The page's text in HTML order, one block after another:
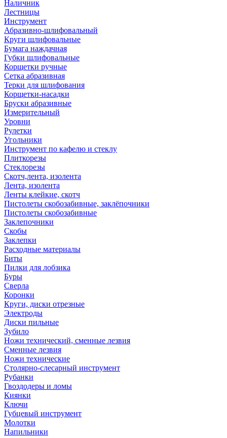
Наличник
Лестницы
Инструмент
Абразивно-шлифовальный
Круги шлифовальные
Бумага наждачная
Губки шлифовальные
Корщетки ручные
Сетка абразивная
Терки для шлифования
Корщетки-насадки
Бруски абразивные
Измерительный
Уровни
Рулетки
Угольники
Инструмент по кафелю и стеклу
Плиткорезы
Стеклорезы
Скотч,лента, изолента
Лента, изолента
Ленты клейкие, скотч
Пистолеты скобозабивные, заклёпочники
Пистолеты скобозабивные
Заклепочники
Скобы
Заклепки
Расходные материалы
Биты
Пилки для лобзика
Буры
Сверла
Коронки
Круги, диски отрезные
Электроды
Диски пильные
Зубило
Ножи технический, сменные лезвия
Сменные лезвия
Ножи технические
Столярно-слесарный инструмент
Рубанки
Гвоздодеры и ломы
Киянки
Ключи
Губцевый инструмент
Молотки
Напильники